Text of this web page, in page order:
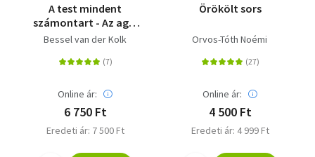
A test mindent
számontart - Az agy,
az elme és a test
traumafeldolgozásban
Bessel van der Kolk
Online ár:
6 750 Ft
Eredeti ár: 7 500 Ft
Örökölt sors
Orvos-Tóth Noémi
Online ár:
4 500 Ft
Eredeti ár: 4 999 Ft